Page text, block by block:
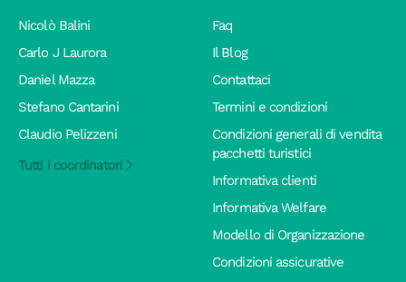
Nicolò Balini
Carlo J Laurora
Daniel Mazza
Stefano Cantarini
Claudio Pelizzeni
Tutti i coordinatori
Faq
Il Blog
Contattaci
Termini e condizioni
Condizioni generali di vendita
pacchetti turistici
Informativa clienti
Informativa Welfare
Modello di Organizzazione
Condizioni assicurative